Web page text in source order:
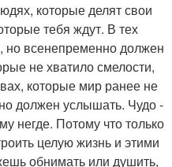
которые делят свои
тебя ждут. В тех
но всенепременно должен
не хватило смелости,
которые мир ранее не
должен услышать. Чудо -
негде. Потому что только
целую жизнь и этими
обнимать или душить,